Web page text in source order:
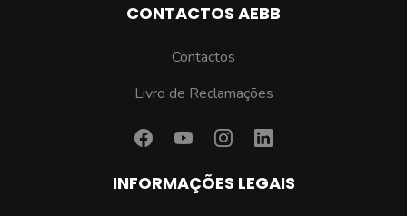
CONTACTOS AEBB
Contactos
Livro de Reclamações
INFORMAÇÕES LEGAIS